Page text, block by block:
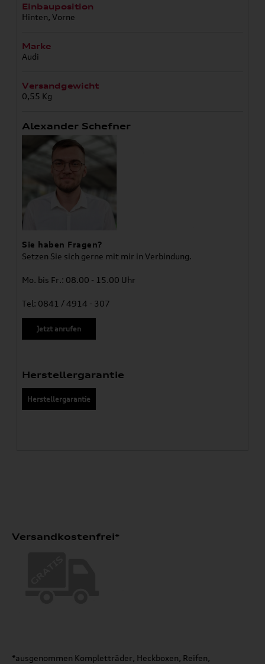
Einbauposition
Hinten, Vorne
Marke
Audi
Versandgewicht
0,55 Kg
Alexander Schefner
Sie haben Fragen?
Setzen Sie sich gerne mit mir in Verbindung.
Mo. bis Fr.: 08.00 - 15.00 Uhr
Tel: 0841 / 4914 - 307
Jetzt anrufen
Herstellergarantie
Herstellergarantie
Versandkostenfrei*
*ausgenommen Kompletträder, Heckboxen, Reifen,